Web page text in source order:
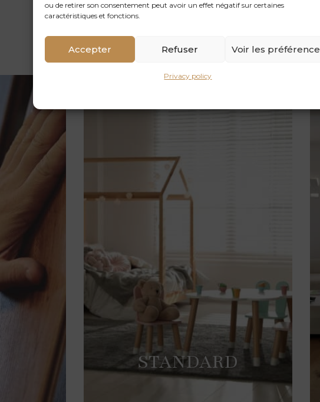
ou de retirer son consentement peut avoir un effet négatif sur certaines
caractéristiques et fonctions.
Accepter Refuser Voir les
Privacy policy
STANDARD